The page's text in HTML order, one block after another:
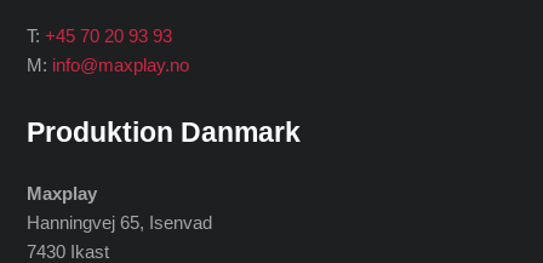
T:+45 70 20 93 93
M: info@maxplay.no
Produktion Danmark
Maxplay
Hanningvej 65, Isenvad
7430 Ikast